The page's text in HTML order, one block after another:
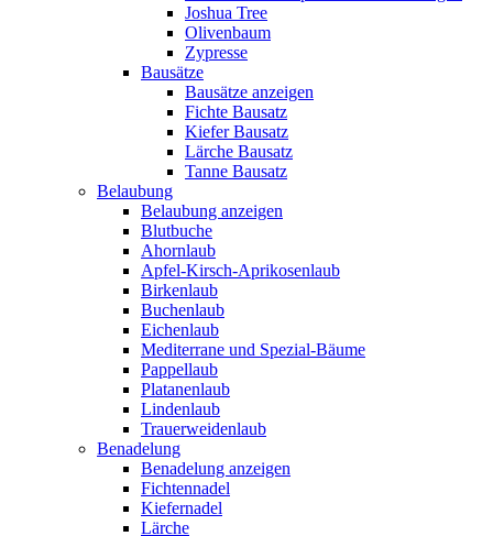
Joshua Tree
Olivenbaum
Zypresse
Bausätze
Bausätze anzeigen
Fichte Bausatz
Kiefer Bausatz
Lärche Bausatz
Tanne Bausatz
Belaubung
Belaubung anzeigen
Blutbuche
Ahornlaub
Apfel-Kirsch-Aprikosenlaub
Birkenlaub
Buchenlaub
Eichenlaub
Mediterrane und Spezial-Bäume
Pappellaub
Platanenlaub
Lindenlaub
Trauerweidenlaub
Benadelung
Benadelung anzeigen
Fichtennadel
Kiefernadel
Lärche